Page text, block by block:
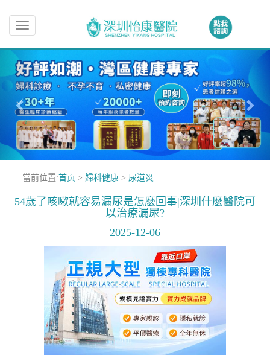
Toggle
navigation
當前位置:首页 > 婦科健康> 尿道炎
54歲了咳嗽就容易漏尿是怎麽回事|深圳什麽醫院可
以治療漏尿?
2025-12-06